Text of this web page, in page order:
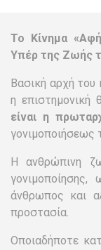
Το Κίνημα
Υπέρ της Ζωής
Βασική αρχή του
η επιστημονική
είναι η
γονιμοποιήσεως
Η ανθρώπινη
άνθρωπος και
προστασία.
Οποιαδήποτε